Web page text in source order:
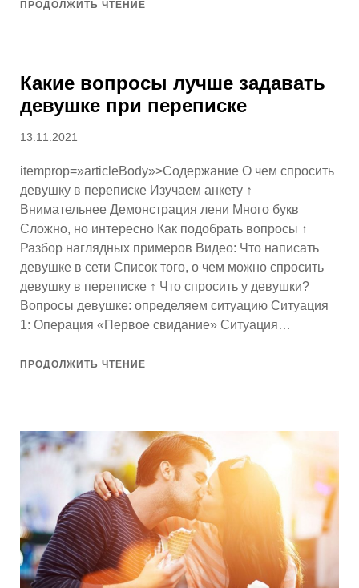
ПРОДОЛЖИТЬ ЧТЕНИЕ
Какие вопросы лучше задавать
девушке при переписке
Опубликовано
13.11.2021
itemprop=»articleBody»>Содержание О чем спросить
девушку в переписке Изучаем анкету ↑
Внимательнее Демонстрация лени Много букв
Сложно, но интересно Как подобрать вопросы ↑
Разбор наглядных примеров Видео: Что написать
девушке в сети Список того, о чем можно спросить
девушку в переписке ↑ Что спросить у девушки?
Вопросы девушке: определяем ситуацию Ситуация
1: Операция «Первое свидание» Ситуация…
ПРОДОЛЖИТЬ ЧТЕНИЕ